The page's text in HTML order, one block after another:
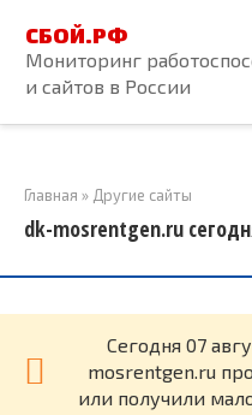
контенту
СБОЙ.РФ
Мониторинг
и сайтов в России
Главная » Другие сайты
dk-mosrentgen.ru
Cегодня 07
mosrentgen.ru
или получили